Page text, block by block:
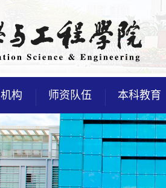
构 师资队伍 本科教育